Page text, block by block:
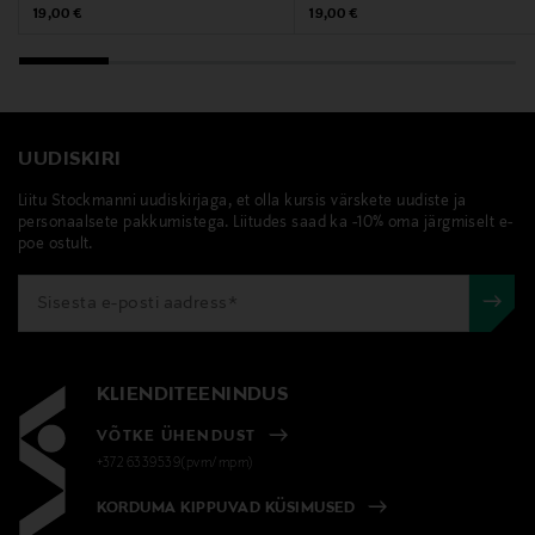
Original Price
19,00 €
Original Price
19,00 €
UUDISKIRI
Liitu Stockmanni uudiskirjaga, et olla kursis värskete uudiste ja
personaalsete pakkumistega. Liitudes saad ka -10% oma järgmiselt e-
poe ostult.
KLIENDITEENINDUS
VÕTKE ÜHENDUST
+372 6339539(pvm/mpm)
KORDUMA KIPPUVAD KÜSIMUSED